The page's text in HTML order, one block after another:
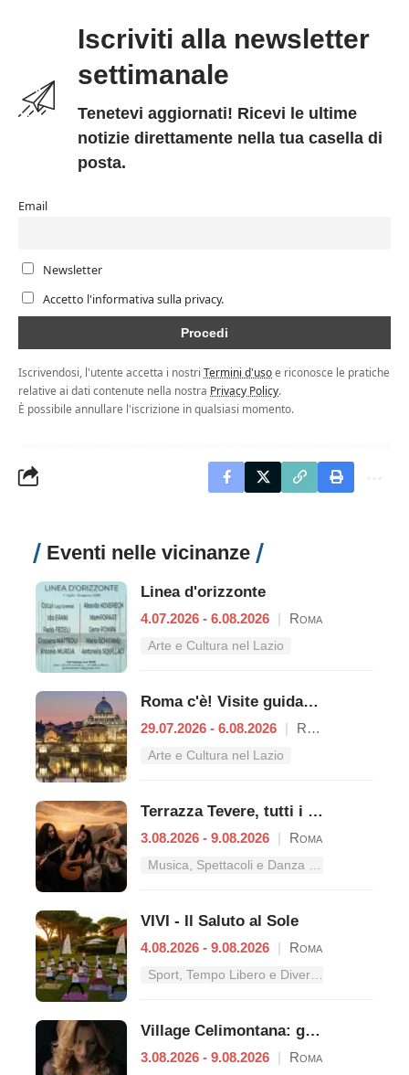
Iscriviti alla newsletter
settimanale
Tenetevi aggiornati! Ricevi le ultime
notizie direttamente nella tua casella di
posta.
Email
Newsletter
Accetto l'informativa sulla privacy.
Iscrivendosi, l'utente accetta i nostri Termini d'usoe riconosce le pratiche
relative ai dati contenute nella nostra Privacy Policy.
È possibile annullare l'iscrizione in qualsiasi momento.
Eventi nelle vicinanze
Linea d'orizzonte
4.07.2026 - 6.08.2026 | Roma
Arte e Cultura nel Lazio
Roma c'è! Visite guidate (anche per bambini) dal 29 luglio al 6 agosto 2026
29.07.2026 - 6.08.2026 | Roma
Arte e Cultura nel Lazio
Terrazza Tevere, tutti i concerti dal 3 al 9 agosto
3.08.2026 - 9.08.2026 | Roma
VIVI - Il Saluto al Sole
4.08.2026 - 9.08.2026 | Roma
Village Celimontana: gli appuntamenti dal 3 al 9 agosto
3.08.2026 - 9.08.2026 | Roma